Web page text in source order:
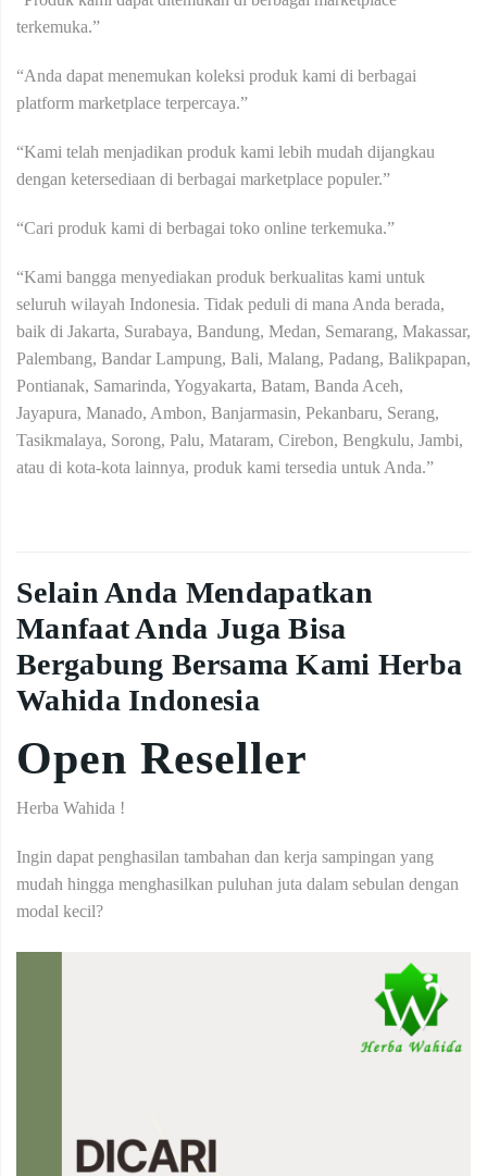
terkemuka.”
“Anda dapat menemukan koleksi produk kami di berbagai
platform marketplace terpercaya.”
“Kami telah menjadikan produk kami lebih mudah dijangkau
dengan ketersediaan di berbagai marketplace populer.”
“Cari produk kami di berbagai toko online terkemuka.”
“Kami bangga menyediakan produk berkualitas kami untuk
seluruh wilayah Indonesia. Tidak peduli di mana Anda berada,
baik di Jakarta, Surabaya, Bandung, Medan, Semarang, Makassar,
Palembang, Bandar Lampung, Bali, Malang, Padang, Balikpapan,
Pontianak, Samarinda, Yogyakarta, Batam, Banda Aceh,
Jayapura, Manado, Ambon, Banjarmasin, Pekanbaru, Serang,
Tasikmalaya, Sorong, Palu, Mataram, Cirebon, Bengkulu, Jambi,
atau di kota-kota lainnya, produk kami tersedia untuk Anda.”
Selain Anda Mendapatkan
Manfaat Anda Juga Bisa
Bergabung Bersama Kami Herba
Wahida Indonesia
Open Reseller
Herba Wahida !
Ingin dapat penghasilan tambahan dan kerja sampingan yang
mudah hingga menghasilkan puluhan juta dalam sebulan dengan
modal kecil?